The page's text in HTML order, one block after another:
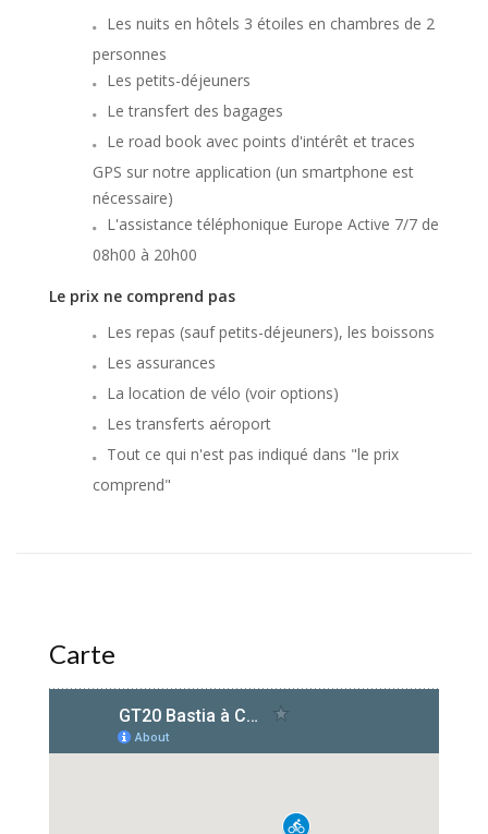
Les nuits en hôtels 3 étoiles en chambres de 2
personnes
Les petits-déjeuners
Le transfert des bagages
Le road book avec points d'intérêt et traces
GPS sur notre application (un smartphone est
nécessaire)
L'assistance téléphonique Europe Active 7/7 de
08h00 à 20h00
Le prix ne comprend pas
Les repas (sauf petits-déjeuners), les boissons
Les assurances
La location de vélo (voir options)
Les transferts aéroport
Tout ce qui n'est pas indiqué dans "le prix
comprend"
Carte